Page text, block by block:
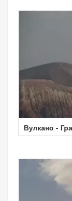
Вулкано -